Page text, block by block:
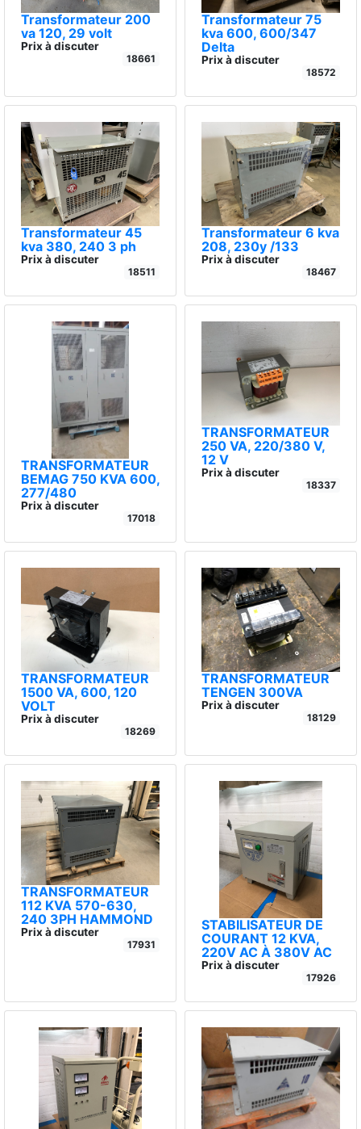
Transformateur 200
va 120, 29 volt
Prix à discuter
18661
Transformateur 75
kva 600, 600/347
Delta
Prix à discuter
18572
Transformateur 45
kva 380, 240 3 ph
Prix à discuter
18511
Transformateur 6 kva
208, 230y /133
Prix à discuter
18467
TRANSFORMATEUR
BEMAG 750 KVA 600,
277/480
Prix à discuter
17018
TRANSFORMATEUR
250 VA, 220/380 V,
12 V
Prix à discuter
18337
TRANSFORMATEUR
1500 VA, 600, 120
VOLT
Prix à discuter
18269
TRANSFORMATEUR
TENGEN 300VA
Prix à discuter
18129
TRANSFORMATEUR
112 KVA 570-630,
240 3PH HAMMOND
Prix à discuter
17931
STABILISATEUR DE
COURANT 12 KVA,
220V AC À 380V AC
Prix à discuter
17926